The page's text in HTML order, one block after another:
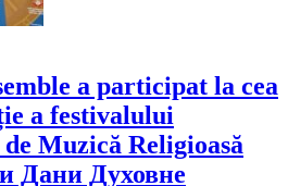
a participat la cea
a festivalului
Muzică Religioasă
Дани Духовне